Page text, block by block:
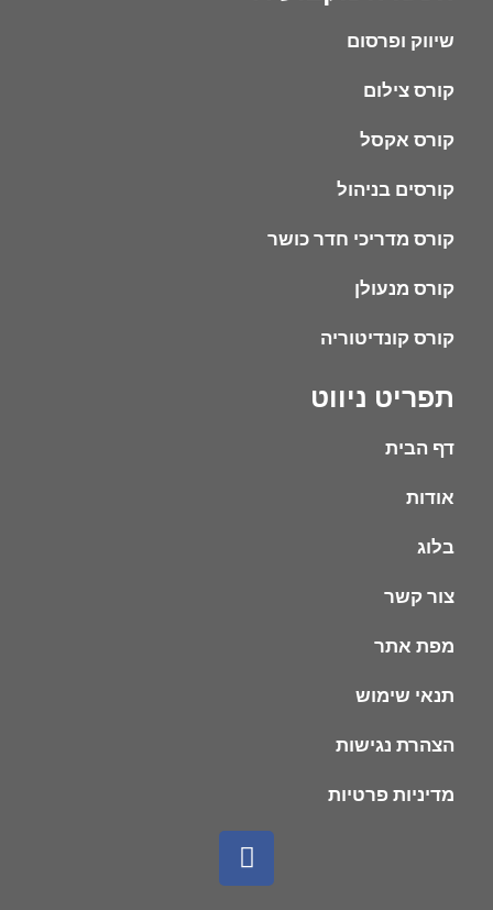
תפריט ניווט
דף הבית
אודות
בלוג
צור קשר
מפת אתר
תנאי שימוש
הצהרת נגישות
מדיניות פרטיות
שיווק ופרסום
קורס צילום
קורס אקסל
קורסים בניהול
קורס מדריכי חדר כושר
קורס מנעולן
קורס קונדיטוריה